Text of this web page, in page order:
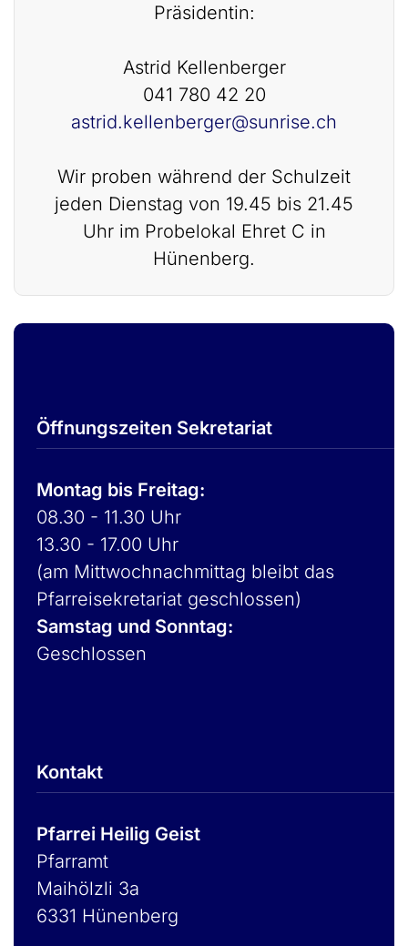
Präsidentin:
Astrid Kellenberger
041 780 42 20
astrid.kellenberger@sunrise.ch
Wir proben während der Schulzeit
jeden Dienstag von 19.45 bis 21.45
Uhr im Probelokal Ehret C in
Hünenberg.
Öffnungszeiten Sekretariat
Montag bis Freitag:
08.30 - 11.30 Uhr
13.30 - 17.00 Uhr
(am Mittwochnachmittag bleibt das
Pfarreisekretariat geschlossen)
Samstag und Sonntag:
Geschlossen
Kontakt
Pfarrei Heilig Geist
Pfarramt
Maihölzli 3a
6331 Hünenberg